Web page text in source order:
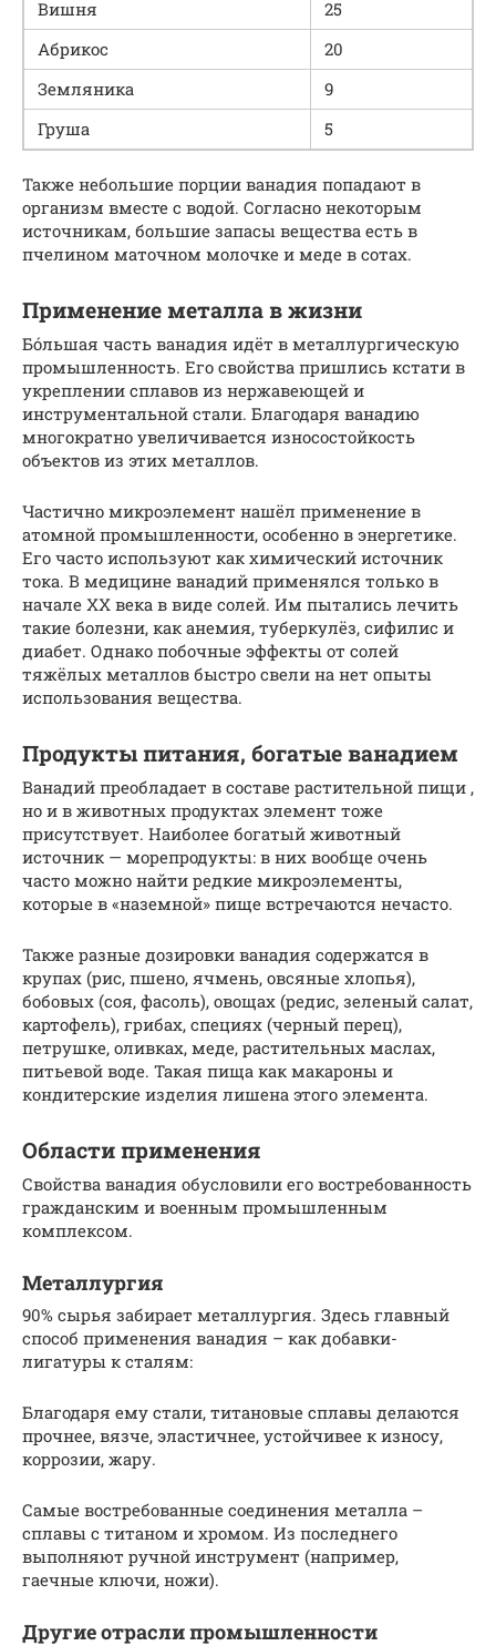
Вишня
25
Абрикос
20
Земляника
9
Груша
5
Также небольшие порции ванадия попадают в
организм вместе с водой. Согласно некоторым
источникам, большие запасы вещества есть в
пчелином маточном молочке и меде в сотах.
Применение металла в жизни
Бо́льшая часть ванадия идёт в металлургическую
промышленность. Его свойства пришлись кстати в
укреплении сплавов из нержавеющей и
инструментальной стали. Благодаря ванадию
многократно увеличивается износостойкость
объектов из этих металлов.
Частично микроэлемент нашёл применение в
атомной промышленности, особенно в энергетике.
Его часто используют как химический источник
тока. В медицине ванадий применялся только в
начале XX века в виде солей. Им пытались лечить
такие болезни, как анемия, туберкулёз, сифилис и
диабет. Однако побочные эффекты от солей
тяжёлых металлов быстро свели на нет опыты
использования вещества.
Продукты питания, богатые ванадием
Ванадий преобладает в составе растительной пищи ,
но и в животных продуктах элемент тоже
присутствует. Наиболее богатый животный
источник — морепродукты: в них вообще очень
часто можно найти редкие микроэлементы,
которые в «наземной» пище встречаются нечасто.
Также разные дозировки ванадия содержатся в
крупах (рис, пшено, ячмень, овсяные хлопья),
бобовых (соя, фасоль), овощах (редис, зеленый салат,
картофель), грибах, специях (черный перец),
петрушке, оливках, меде, растительных маслах,
питьевой воде. Такая пища как макароны и
кондитерские изделия лишена этого элемента.
Области применения
Свойства ванадия обусловили его востребованность
гражданским и военным промышленным
комплексом.
Металлургия
90% сырья забирает металлургия. Здесь главный
способ применения ванадия – как добавки-
лигатуры к сталям:
Благодаря ему стали, титановые сплавы делаются
прочнее, вязче, эластичнее, устойчивее к износу,
коррозии, жару.
Самые востребованные соединения металла –
сплавы с титаном и хромом. Из последнего
выполняют ручной инструмент (например,
гаечные ключи, ножи).
Другие отрасли промышленности